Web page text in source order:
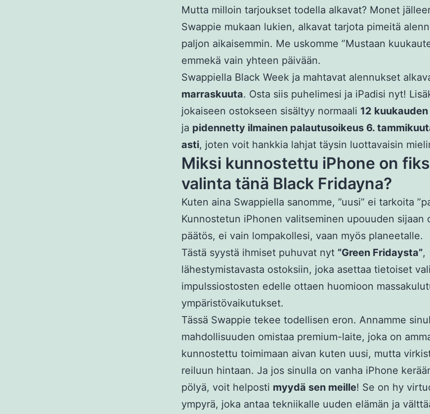
Mutta milloin tarjoukset todella alkavat? Monet
Swappie mukaan lukien, alkavat tarjota pimeitä
paljon aikaisemmin. Me uskomme ”Mustaan
emmekä vain yhteen päivään.
Swappiella Black Week ja mahtavat alennukset
marraskuuta. Osta siis puhelimesi ja iPadisi nyt!
jokaiseen ostokseen sisältyy normaali 12
ja pidennetty ilmainen palautusoikeus 6.
asti, joten voit hankkia lahjat täysin luottavaisin
Miksi kunnostettu iPhone on
valinta tänä Black Fridayna?
Kuten aina Swappiella sanomme, ”uusi” ei tarkoita
Kunnostetun iPhonen valitseminen upouuden sijaan
päätös, ei vain lompakollesi, vaan myös planeetalle.
Tästä syystä ihmiset puhuvat nyt ”Green Fridaysta”,
lähestymistavasta ostoksiin, joka asettaa tietoiset
impulssiostosten edelle ottaen huomioon
ympäristövaikutukset.
Tässä Swappie tekee todellisen eron. Annamme
mahdollisuuden omistaa premium-laite, joka on
kunnostettu toimimaan aivan kuten uusi, mutta
reiluun hintaan. Ja jos sinulla on vanha iPhone
pölyä, voit helposti myydä sen meille! Se on hy
ympyrä, joka antaa tekniikalle uuden elämän ja